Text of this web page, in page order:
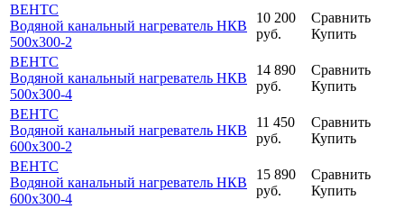
ВЕНТС
Водяной канальный нагреватель НКВ
500x300-2
10 200
руб.
Сравнить
Купить
ВЕНТС
Водяной канальный нагреватель НКВ
500x300-4
14 890
руб.
Сравнить
Купить
ВЕНТС
Водяной канальный нагреватель НКВ
600x300-2
11 450
руб.
Сравнить
Купить
ВЕНТС
Водяной канальный нагреватель НКВ
600x300-4
15 890
руб.
Сравнить
Купить